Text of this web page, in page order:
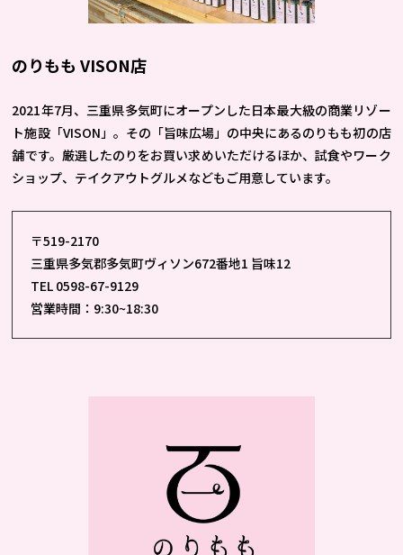
のりもも VISON店
2021年7月、三重県多気町にオープンした日本最大級の商業リゾー
ト施設「VISON」。その「旨味広場」の中央にあるのりもも初の店
舗です。厳選したのりをお買い求めいただけるほか、試食やワーク
ショップ、テイクアウトグルメなどもご用意しています。
〒519-2170
三重県多気郡多気町ヴィソン672番地1 旨味12
TEL 0598-67-9129
営業時間：9:30~18:30